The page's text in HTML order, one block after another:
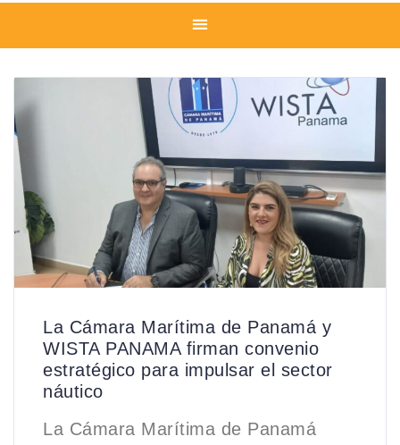
La Cámara Marítima de Panamá y
WISTA PANAMA firman convenio
estratégico para impulsar el sector
náutico
La Cámara Marítima de Panamá